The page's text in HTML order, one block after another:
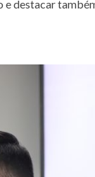
destacar